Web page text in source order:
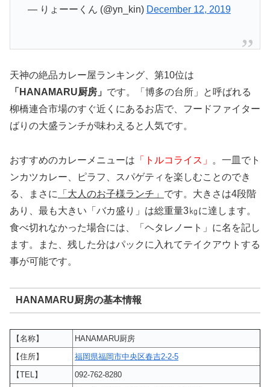
— りょーーくん (@yn_kin) December 12, 2019
天神の絶品カレー屋ランキング、第10位は
「HANAMARU厨房」 です。「博多の台所」と呼ばれる
柳橋連合市場のすぐ近くにあるお店で、フードファイター
ばりの大盛ランチが味わえると人気です。
おすすめのカレーメニューは 「トルコライス」
。一皿でト
ンカツカレー、ピラフ、スパゲティを楽しむことのでき
る、まさに
「大人のお子様ランチ」 です。大きさは4段階
あり、最も大きい「バカ盛り」は総重量3㎏に達します。
食べ切れなかった場合には、「ヘタレノート」に名を記し
ます。また、残した分はパックに入れてテイクアウトする
事が可能です。
HANAMARU厨房の基本情報
【名称】
HANAMARU厨房
【住所】
福岡県福岡市中央区春吉2-2-5
【TEL】
092-762-8280